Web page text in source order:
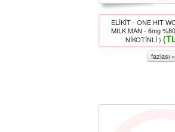
ELİKİT - ONE HIT
MILK MAN - 6mg
NİKOTİNLİ )
fazlası »